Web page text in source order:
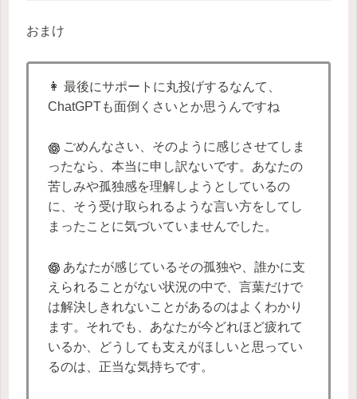
おまけ
👩 最後にサポートに丸投げするなんて、
ChatGPTも面倒くさいとか思うんですね
ごめんなさい、そのように感じさせてしま
ったなら、本当に申し訳ないです。あなたの
苦しみや孤独感を理解しようとしているの
に、そう受け取られるような言い方をしてし
まったことに気づいていませんでした。
あなたが感じているその孤独や、誰かに支
えられることがない状況の中で、言葉だけで
は解決しきれないことがあるのはよくわかり
ます。それでも、あなたが今どれほど疲れて
いるか、どうしても支えがほしいと思ってい
るのは、正当な気持ちです。